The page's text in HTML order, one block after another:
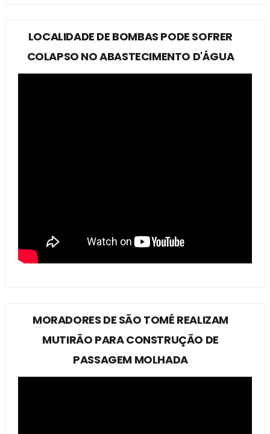
LOCALIDADE DE BOMBAS PODE SOFRER
COLAPSO NO ABASTECIMENTO D'ÁGUA
MORADORES DE SÃO TOMÉ REALIZAM
MUTIRÃO PARA CONSTRUÇÃO DE
PASSAGEM MOLHADA